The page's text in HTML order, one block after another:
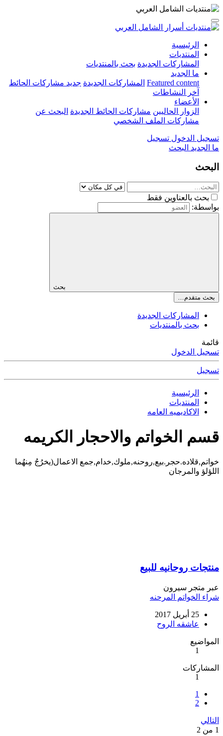
الرئيسية
المنتديات
المشاركات الجديدة بحث بالمنتديات
ما الجديد
Featured content المشاركات الجديدة جديد مشاركات الحائط
آخر النشاطات
الأعضاء
الزوار الحاليين مشاركات الحائط الجديدة البحث عن
مشاركات الملف الشخصي
تسجيل الدخول تسجيل
ما الجديد البحث
البحث
بحث بالعناوين فقط
بواسطة:
بحث
بحث متقدم…
المشاركات الجديدة
بحث بالمنتديات
قائمة
تسجيل الدخول
تسجيل
الرئيسية
المنتديات
الاكاديميه العامه
قسم الخواتم والاحجار الكريمه
خواتم,قلاده.حجر.بيع,روحنه,ملوك,خدام,جمع الاعمال(يخرُجُ مِنهُما
اللؤلؤ والمرجان
منتجات روحانيه للبيع
عبر متجر سيرون
شراء الخواتم المرحنه
25 أبريل 2017
عاشقه الروح
المواضيع
1
المشاركات
1
1
2
التالي
1 من 2